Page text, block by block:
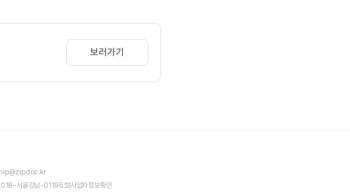
보러가기
서울강남-01196호사업자정보확인